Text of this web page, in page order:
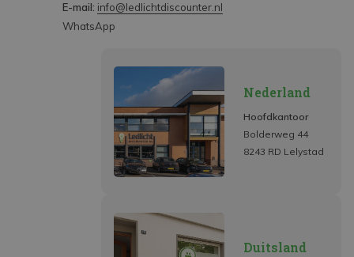
E-mail: info@ledlichtdiscounter.nl
WhatsApp
Nederland
Hoofdkantoor
Bolderweg 44
8243 RD Lelystad
Duitsland